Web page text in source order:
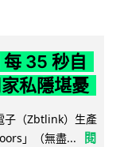
35 秒自
私隱堪憂
子（Zbtlink）生產
」（無盡...
閱